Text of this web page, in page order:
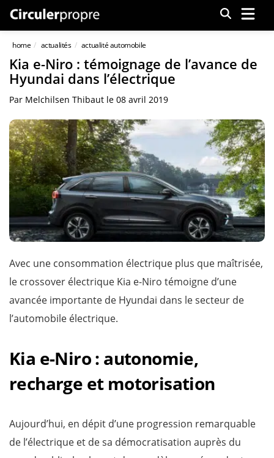
Menu
home actualités actualité automobile
Kia e-Niro : témoignage de l’avance de
Hyundai dans l’électrique
Par Melchilsen Thibaut le 08 avril 2019
Avec une consommation électrique plus que maîtrisée,
le crossover électrique Kia e-Niro témoigne d’une
avancée importante de Hyundai dans le secteur de
l’automobile électrique.
Kia e-Niro : autonomie,
recharge et motorisation
Aujourd’hui, en dépit d’une progression remarquable
de l’électrique et de sa démocratisation auprès du